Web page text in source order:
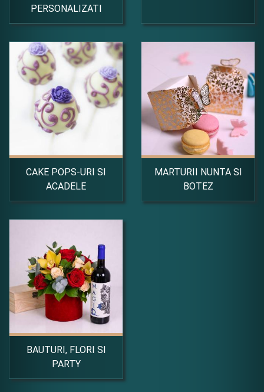
PERSONALIZATI
CAKE POPS-URI SI
ACADELE
MARTURII NUNTA SI
BOTEZ
BAUTURI, FLORI SI
PARTY